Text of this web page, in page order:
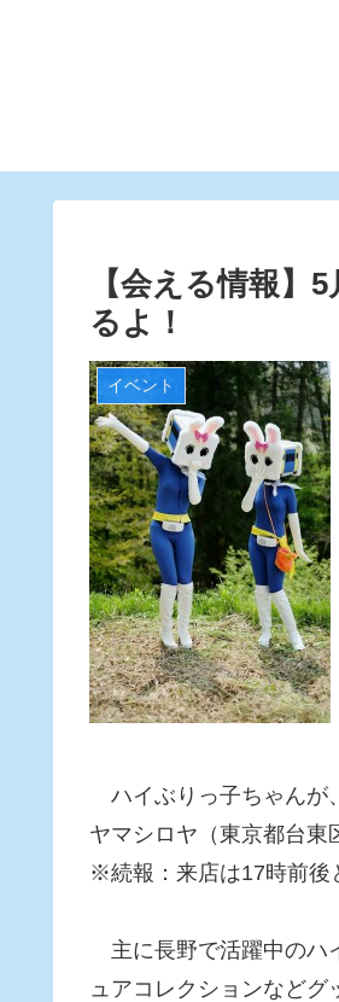
【会える情報】
るよ！
イベント
ハイぶりっ子ちゃんが
ヤマシロヤ（東京都台東
※続報：来店は17時前後
主に長野で活躍中のハ
ュアコレクションなど